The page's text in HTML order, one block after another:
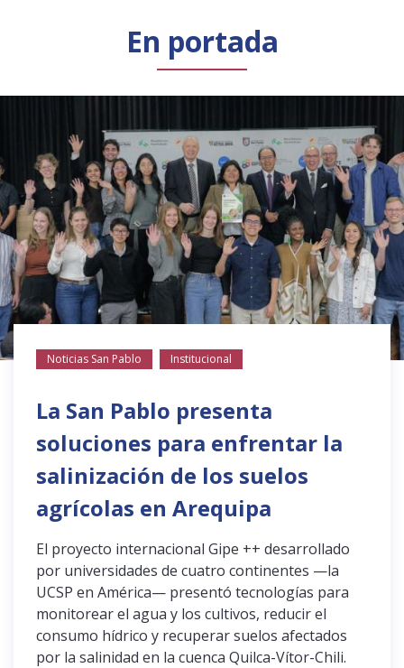
En portada
Noticias San Pablo Institucional
La San Pablo presenta
soluciones para enfrentar la
salinización de los suelos
agrícolas en Arequipa
El proyecto internacional Gipe ++ desarrollado
por universidades de cuatro continentes —la
UCSP en América— presentó tecnologías para
monitorear el agua y los cultivos, reducir el
consumo hídrico y recuperar suelos afectados
por la salinidad en la cuenca Quilca-Vítor-Chili.